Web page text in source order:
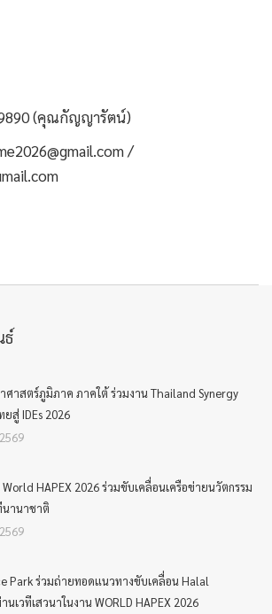
(คุณกัญญารัตน์)
/
ธ์
ศาสตร์ภูมิภาค ภาคใต้ ร่วมงาน Thailand Synergy
ยสู่ IDEs 2026
World HAPEX 2026 ร่วมขับเคลื่อนเครือข่ายนวัตกรรม
นานาชาติ
Park ร่วมถ่ายทอดแนวทางขับเคลื่อน Halal
นเวทีเสวนาในงาน WORLD HAPEX 2026